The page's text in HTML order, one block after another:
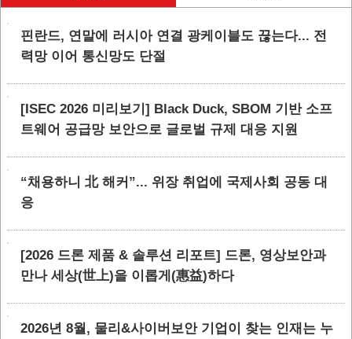
핀란드, 연말에 러시아 연결 광케이블도 끊는다... 전
력망 이어 통신망도 단절
[ISEC 2026 미리보기] Black Duck, SBOM 기반 소프
트웨어 공급망 보안으로 글로벌 규제 대응 지원
“채용하니 北 해커”... 위장 취업에 국제사회 공동 대
응
[2026 드론 제품 & 솔루션 리포트] 드론, 영상보안과
만나 세상(世上)을 이롭게(惠益)하다
2026년 8월, 물리&사이버보안 기업이 찾는 인재는 누